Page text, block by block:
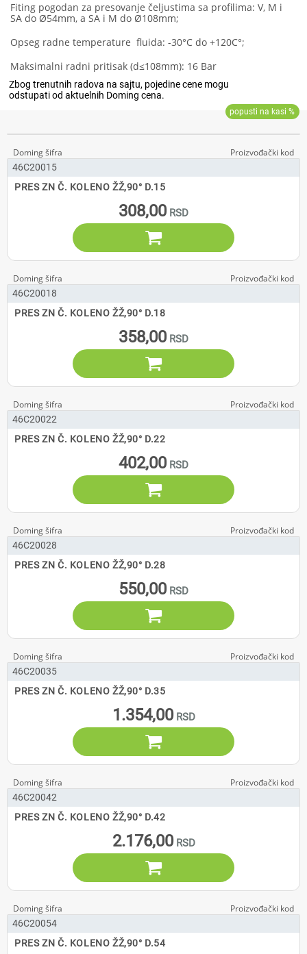
Fiting pogodan za presovanje čeljustima sa profilima: V, M i
SA do Ø54mm, a SA i M do Ø108mm;
Opseg radne temperature fluida: -30°C do +120C°;
Maksimalni radni pritisak (d≤108mm): 16 Bar
46C20015
PRES ZN Č. KOLENO ŽŽ,90° D.15
308,00

46C20018
PRES ZN Č. KOLENO ŽŽ,90° D.18
358,00

46C20022
PRES ZN Č. KOLENO ŽŽ,90° D.22
402,00

46C20028
PRES ZN Č. KOLENO ŽŽ,90° D.28
550,00

46C20035
PRES ZN Č. KOLENO ŽŽ,90° D.35
1.354,00

46C20042
PRES ZN Č. KOLENO ŽŽ,90° D.42
2.176,00

46C20054
PRES ZN Č. KOLENO ŽŽ,90° D.54